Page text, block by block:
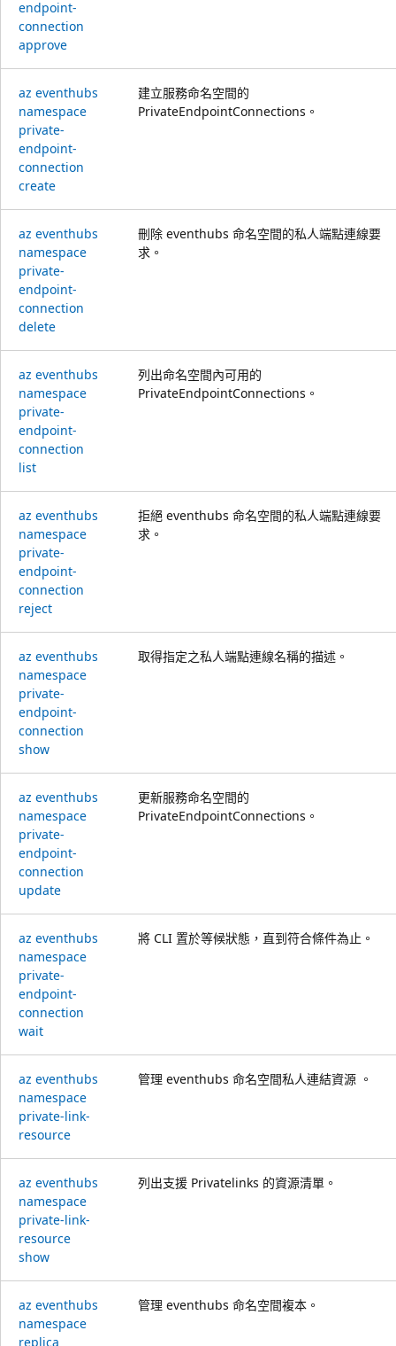
endpoint-
connection
approve
az eventhubs
namespace
private-
endpoint-
connection
create
建立服務命名空間的
PrivateEndpointConnections。
az eventhubs
namespace
private-
endpoint-
connection
delete
刪除 eventhubs 命名空間的私人端點連線要
求。
az eventhubs
namespace
private-
endpoint-
connection
list
列出命名空間內可用的
PrivateEndpointConnections。
az eventhubs
namespace
private-
endpoint-
connection
reject
拒絕 eventhubs 命名空間的私人端點連線要
求。
az eventhubs
namespace
private-
endpoint-
connection
show
取得指定之私人端點連線名稱的描述。
az eventhubs
namespace
private-
endpoint-
connection
update
更新服務命名空間的
PrivateEndpointConnections。
az eventhubs
namespace
private-
endpoint-
connection
wait
將 CLI 置於等候狀態，直到符合條件為止。
az eventhubs
namespace
private-link-
resource
管理 eventhubs 命名空間私人連結資源 。
az eventhubs
namespace
private-link-
resource
show
列出支援 Privatelinks 的資源清單。
az eventhubs
namespace
replica
管理 eventhubs 命名空間複本。